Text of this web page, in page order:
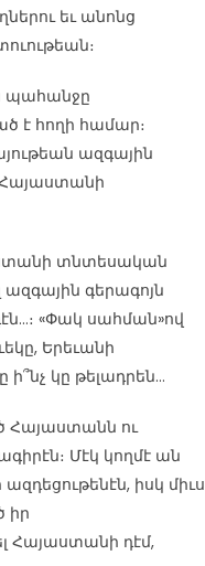
եւ անոնց
պահանջը
է հողի համար։
ազգային
Հայաստանի
տնտեսական
ազգային գերագոյն
«Փակ սահման»ով
Երեւանի
կը թելադրեն…
Հայաստանն ու
Մէկ կողմէ ան
իսկ միւս
իր
Հայաստանի դէմ,